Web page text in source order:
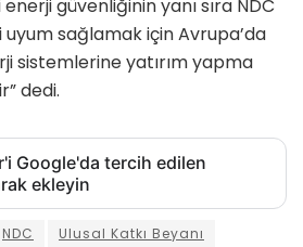
güvenliğinin yanı sıra NDC
sağlamak için Avrupa’da
sistemlerine yatırım yapma
dedi.
Google'da tercih edilen
ekleyin
NDC Ulusal Katkı Beyanı